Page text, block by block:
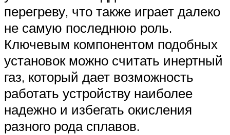
перегреву, что также играет далеко
не самую последнюю роль.
Ключевым компонентом подобных
установок можно считать инертный
газ, который дает возможность
работать устройству наиболее
надежно и избегать окисления
разного рода сплавов.